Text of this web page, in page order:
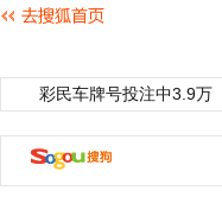
彩民车牌号投注中3.9万